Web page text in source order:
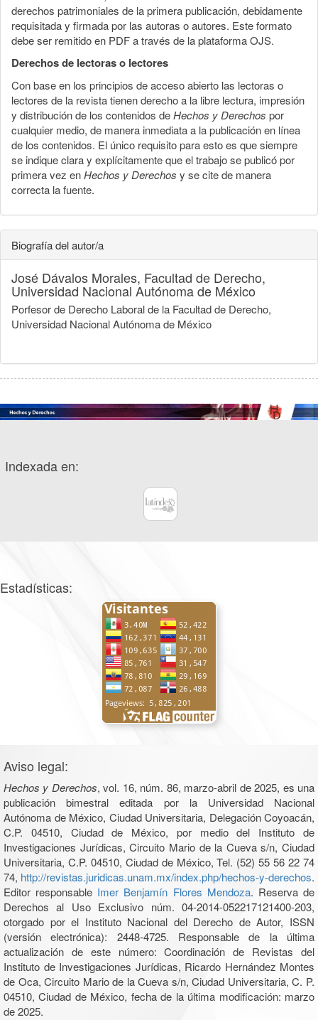
derechos patrimoniales de la primera publicación, debidamente
requisitada y firmada por las autoras o autores. Este formato
debe ser remitido en PDF a través de la plataforma OJS.
Derechos de lectoras o lectores
Con base en los principios de acceso abierto las lectoras o
lectores de la revista tienen derecho a la libre lectura, impresión
y distribución de los contenidos deHechos y Derechos por
cualquier medio, de manera inmediata a la publicación en línea
de los contenidos. El único requisito para esto es que siempre
se indique clara y explícitamente que el trabajo se publicó por
primera vez enHechos y Derechos y se cite de manera
correcta la fuente.
Biografía del autor/a
José Dávalos Morales, Facultad de Derecho,
Universidad Nacional Autónoma de México
Porfesor de Derecho Laboral de la Facultad de Derecho,
Universidad Nacional Autónoma de México
Indexada en:
Estadísticas:
Aviso legal:
Hechos y Derechos, vol. 16, núm. 86, marzo-abril de 2025, es una
publicación bimestral editada por la Universidad Nacional
Autónoma de México, Ciudad Universitaria, Delegación Coyoacán,
C.P. 04510, Ciudad de México, por medio del Instituto de
Investigaciones Jurídicas, Circuito Mario de la Cueva s/n, Ciudad
Universitaria, C.P. 04510, Ciudad de México, Tel. (52) 55 56 22 74
74, http://revistas.juridicas.unam.mx/index.php/hechos-y-derechos.
Editor responsable Imer Benjamín Flores Mendoza. Reserva de
Derechos al Uso Exclusivo núm. 04-2014-052217121400-203,
otorgado por el Instituto Nacional del Derecho de Autor, ISSN
(versión electrónica): 2448-4725. Responsable de la última
actualización de este número: Coordinación de Revistas del
Instituto de Investigaciones Jurídicas, Ricardo Hernández Montes
de Oca, Circuito Mario de la Cueva s/n, Ciudad Universitaria, C. P.
04510, Ciudad de México, fecha de la última modificación: marzo
de 2025.